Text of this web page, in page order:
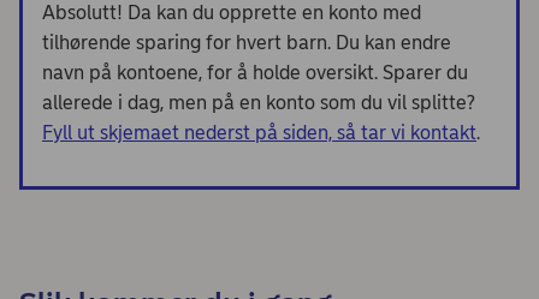
Absolutt! Da kan du opprette en konto med
tilhørende sparing for hvert barn. Du kan endre
navn på kontoene, for å holde oversikt. Sparer du
allerede i dag, men på en konto som du vil splitte?
Fyll ut skjemaet nederst på siden, så tar vi kontakt.